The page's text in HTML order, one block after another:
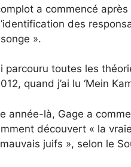
a commencé
des
».
parcouru toutes les
quand j’ai lu ‘Mein
année-là, Gage a
découvert « la
juifs », selon le